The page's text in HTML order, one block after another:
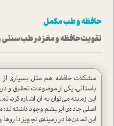
حافظه و طب مکمل
تقویت حافظه و مغز در طب
مشکلات حافظه هم مثل بسیاری
باستانی، یکی از موضوعات تحقیق و
این زمینه می‌توان به آن اشاره
اصلی جاده‌ی ابریشم وجود داشته‌‌اند؛
این تمدن‌ها درزمینه‌ی تجویز